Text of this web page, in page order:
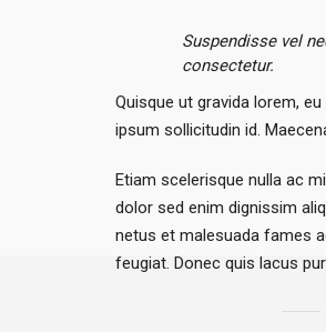
Suspendisse vel
consectetur.
Quisque ut gravida lorem,
ipsum sollicitudin id.
Etiam scelerisque nulla ac
dolor sed enim dignissim
netus et malesuada fames
feugiat. Donec quis lacus